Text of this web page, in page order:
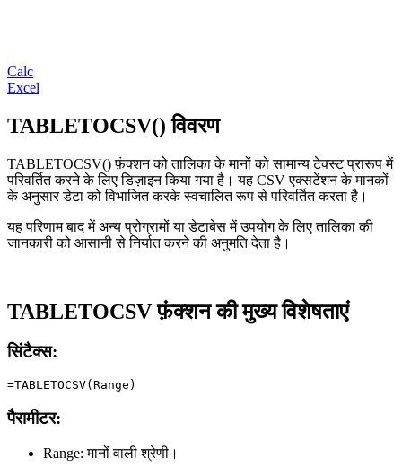
Calc
Excel
TABLETOCSV() विवरण
TABLETOCSV() फ़ंक्शन को तालिका के मानों को सामान्य टेक्स्ट प्रारूप में
परिवर्तित करने के लिए डिज़ाइन किया गया है। यह CSV एक्सटेंशन के मानकों
के अनुसार डेटा को विभाजित करके स्वचालित रूप से परिवर्तित करता है।
यह परिणाम बाद में अन्य प्रोग्रामों या डेटाबेस में उपयोग के लिए तालिका की
जानकारी को आसानी से निर्यात करने की अनुमति देता है।
TABLETOCSV फ़ंक्शन की मुख्य विशेषताएं
सिंटैक्स:
पैरामीटर:
Range: मानों वाली श्रेणी।